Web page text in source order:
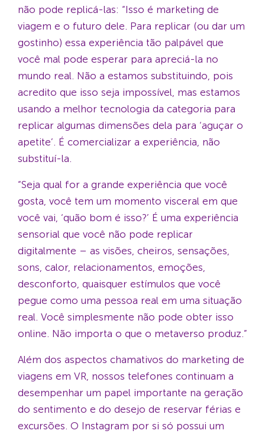
não pode replicá-las: “Isso é marketing de
viagem e o futuro dele. Para replicar (ou dar um
gostinho) essa experiência tão palpável que
você mal pode esperar para apreciá-la no
mundo real. Não a estamos substituindo, pois
acredito que isso seja impossível, mas estamos
usando a melhor tecnologia da categoria para
replicar algumas dimensões dela para ‘aguçar o
apetite’. É comercializar a experiência, não
substituí-la.
“Seja qual for a grande experiência que você
gosta, você tem um momento visceral em que
você vai, ‘quão bom é isso?’ É uma experiência
sensorial que você não pode replicar
digitalmente – as visões, cheiros, sensações,
sons, calor, relacionamentos, emoções,
desconforto, quaisquer estímulos que você
pegue como uma pessoa real em uma situação
real. Você simplesmente não pode obter isso
online. Não importa o que o metaverso produz.”
Além dos aspectos chamativos do marketing de
viagens em VR, nossos telefones continuam a
desempenhar um papel importante na geração
do sentimento e do desejo de reservar férias e
excursões. O Instagram por si só possui um